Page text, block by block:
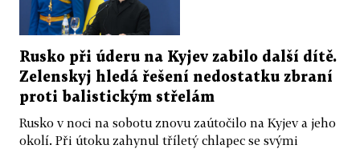
Rusko při úderu na Kyjev zabilo další dítě.
Zelenskyj hledá řešení nedostatku zbraní
proti balistickým střelám
Rusko v noci na sobotu znovu zaútočilo na Kyjev a jeho
okolí. Při útoku zahynul tříletý chlapec se svými